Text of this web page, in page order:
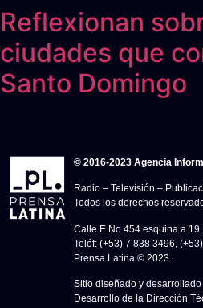
Reflexionan
ciudades que
Santo Domingo
© 2016-2023 Agencia
Radio – Televisión –
Todos los derechos
Calle E No.454 esquina a
Teléf: (+53) 7 838 3496,
Prensa Latina © 2023 .
Sitio diseñado y
Desarrollo de la Dirección